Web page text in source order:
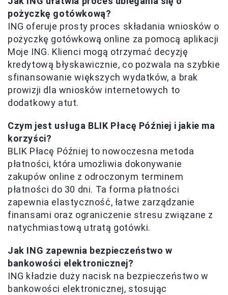
pożyczkę gotówkową?
ING oferuje prosty proces składania wniosków o
pożyczkę gotówkową online za pomocą aplikacji
Moje ING. Klienci mogą otrzymać decyzję
kredytową błyskawicznie, co pozwala na szybkie
sfinansowanie większych wydatków, a brak
prowizji dla wniosków internetowych to
dodatkowy atut.
Czym jest usługa BLIK Płacę Później i jakie ma
korzyści?
BLIK Płacę Później to nowoczesna metoda
płatności, która umożliwia dokonywanie
zakupów online z odroczonym terminem
płatności do 30 dni. Ta forma płatności
zapewnia elastyczność, łatwe zarządzanie
finansami oraz ograniczenie stresu związane z
natychmiastową utratą gotówki.
Jak ING zapewnia bezpieczeństwo w
bankowości elektronicznej?
ING kładzie duży nacisk na bezpieczeństwo w
bankowości elektronicznej, stosując